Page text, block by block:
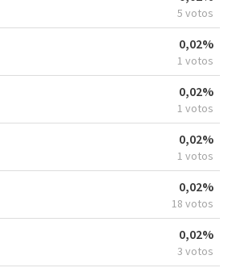
5 votos
0,02%
1 votos
0,02%
1 votos
0,02%
1 votos
0,02%
18 votos
0,02%
3 votos